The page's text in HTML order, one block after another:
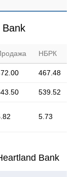
НБРК
467.48
539.52
5.73
Bank